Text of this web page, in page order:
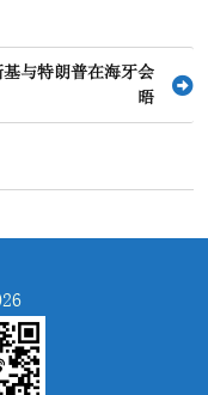
基与特朗普在海牙会
晤